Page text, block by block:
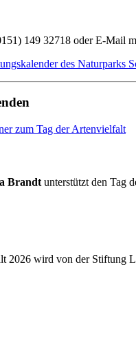
149 32718 oder E-Mail
des Naturparks
zum Tag der Artenvielfalt
Brandtunterstützt den Tag
2026 wird von der Stiftung